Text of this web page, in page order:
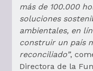
más de 100.000
soluciones
ambientales, en
construir un país
reconciliado”,
Directora de la